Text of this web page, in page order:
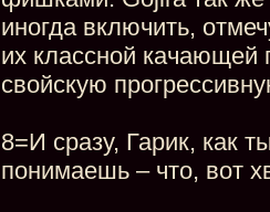
иногда включить,
их классной качающей
свойскую
8=И сразу, Гарик, как
понимаешь – что, вот